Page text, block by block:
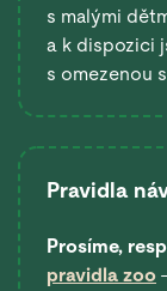
s malými
a k dispozici
s omezenou
Pravidla
Prosíme,
pravidla zoo